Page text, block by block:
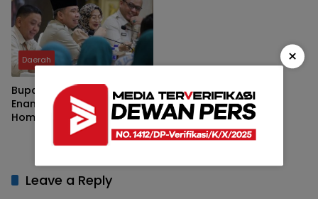
Daerah
Bupati Fawait Ingatkan
Enam Prioritas Layanan
Home Care saat
Kumpulkan Pejabat
Leave a Reply
×